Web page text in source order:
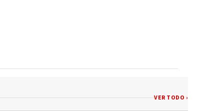
VER TODO ›